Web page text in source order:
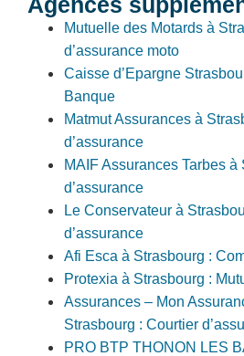
Mutuelle des Motards à
d’assurance moto
Caisse d’Epargne
Banque
Matmut Assurances à
d’assurance
MAIF Assurances Tarbes
d’assurance
Le Conservateur à
d’assurance
Afi Esca à Strasbourg :
Protexia à Strasbourg :
Assurances – Mon
Strasbourg : Courtier
PRO BTP THONON LES